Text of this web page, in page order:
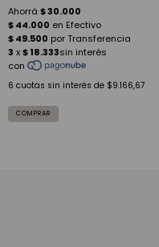
6 cuotas sin interés de $9.166,67